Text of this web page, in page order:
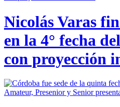
Nicolás Varas
en la 4° fecha
con proyección